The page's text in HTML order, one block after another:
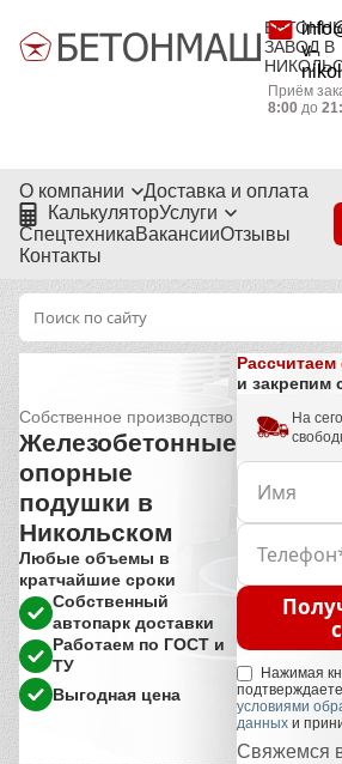
ЗАВОД В
v-
Приём
8:00 до
О компании
Доставка и оплата
КалькуляторУслуги
СпецтехникаВакансииОтзывы
Контакты
Собственное производство
Железобетонные
опорные
подушки в
Никольском
Любые объемы в
кратчайшие сроки
Собственный
автопарк доставки
Работаем по ГОСТ и
ТУ
Выгодная цена
Рассчитаем
и закрепим
На
Нажимая
условиями
данных и
Свяжемся